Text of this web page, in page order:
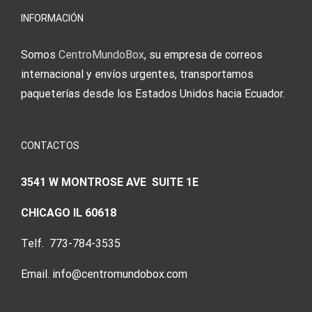
INFORMACIÓN
Somos CentroMundoBox, su empresa de correos
internacional y envíos urgentes, transportamos
paqueterías desde los Estados Unidos hacia Ecuador.
CONTACTOS
3541 W MONTROSE AVE SUITE 1E
CHICAGO IL 60618
Telf. 773-784-3535
Email. info@centromundobox.com